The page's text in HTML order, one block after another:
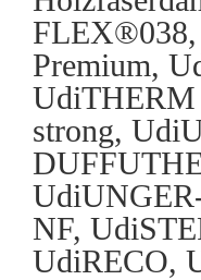
FLEX®038,
Premium,
strong,
NF,
UdiRECO,